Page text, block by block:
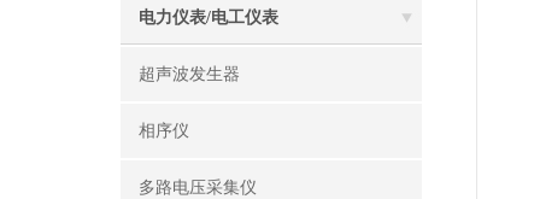
电力仪表/电工仪表
超声波发生器
相序仪
多路电压采集仪